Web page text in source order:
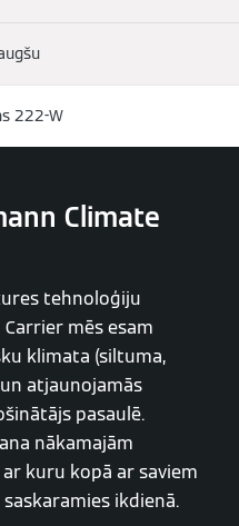
222-W
Climate
tehnoloģiju
mēs esam
klimata (siltuma,
atjaunojamās
pasaulē.
nākamajām
kuru kopā ar saviem
ikdienā.